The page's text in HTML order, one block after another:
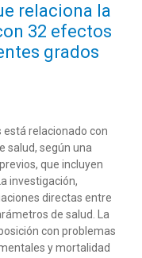
relaciona la
32 efectos
grados
relacionado con
salud, según una
que incluyen
investigación,
directas entre
de salud. La
con problemas
y mortalidad